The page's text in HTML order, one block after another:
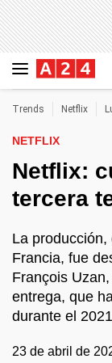
Trends Netflix
NETFLIX
Netflix:
tercera
La
Francia, fue
François
entrega, que
durante el
23 de abril de